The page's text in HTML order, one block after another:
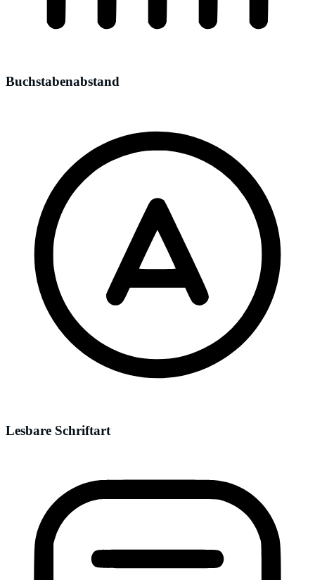
Buchstabenabstand
Lesbare Schriftart